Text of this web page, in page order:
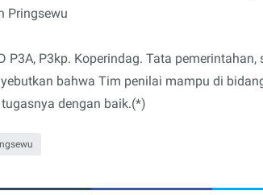
Pringsewu
P3A, P3kp. Koperindag. Tata
bahwa Tim penilai mampu di
dengan baik.(*)